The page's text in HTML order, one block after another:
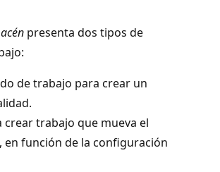
presenta dos tipos de
de trabajo para crear un
trabajo que mueva el
en función de la configuración